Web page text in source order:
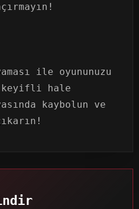
ile oyununuzu
keyifli hale
kaybolun ve
indir